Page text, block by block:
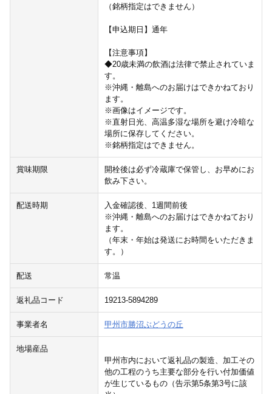
（銘柄指定はできません）
【申込期日】通年
【注意事項】
◆20歳未満の飲酒は法律で禁止されていま
す。
※沖縄・離島へのお届けはできかねており
ます。
※画像はイメージです。
※直射日光、高温多湿な場所を避け冷暗な
場所に保存してください。
※銘柄指定はできません。
賞味期限
開栓後は必ず冷蔵庫で保管し、お早めにお
飲み下さい。
配送時期
入金確認後、1週間前後
※沖縄・離島へのお届けはできかねており
ます。
（年末・年始は発送にお時間をいただきま
す。）
配送 常温
返礼品コード 19213-5894289
事業者名 甲州市勝沼ぶどうの丘
地場産品
甲州市内において返礼品の製造、加工その
他の工程のうち主要な部分を行い付加価値
が生じているもの（告示第5条第3号に該